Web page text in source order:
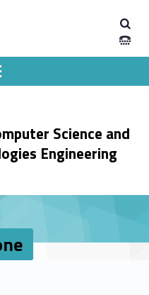
Science and
Engineering
menu secondario